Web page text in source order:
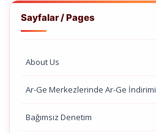
Sayfalar / Pages
About Us
Ar-Ge Merkezlerinde Ar-Ge İndirimi
Bağımsız Denetim